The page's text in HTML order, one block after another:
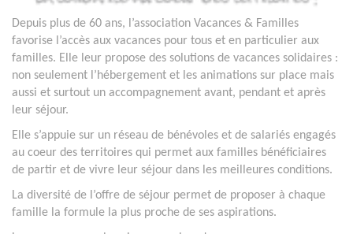
Depuis plus de 60 ans, l’association Vacances & Familles
favorise l’accès aux vacances pour tous et en particulier aux
familles. Elle leur propose des solutions de vacances solidaires :
non seulement l’hébergement et les animations sur place mais
aussi et surtout un accompagnement avant, pendant et après
leur séjour.
Elle s’appuie sur un réseau de bénévoles et de salariés engagés
au coeur des territoires qui permet aux familles bénéficiaires
de partir et de vivre leur séjour dans les meilleures conditions.
La diversité de l’offre de séjour permet de proposer à chaque
famille la formule la plus proche de ses aspirations.